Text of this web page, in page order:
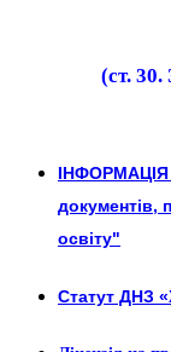
(ст.
ІНФОРМАЦІЯ
документів,
освіту"
Статут ДНЗ